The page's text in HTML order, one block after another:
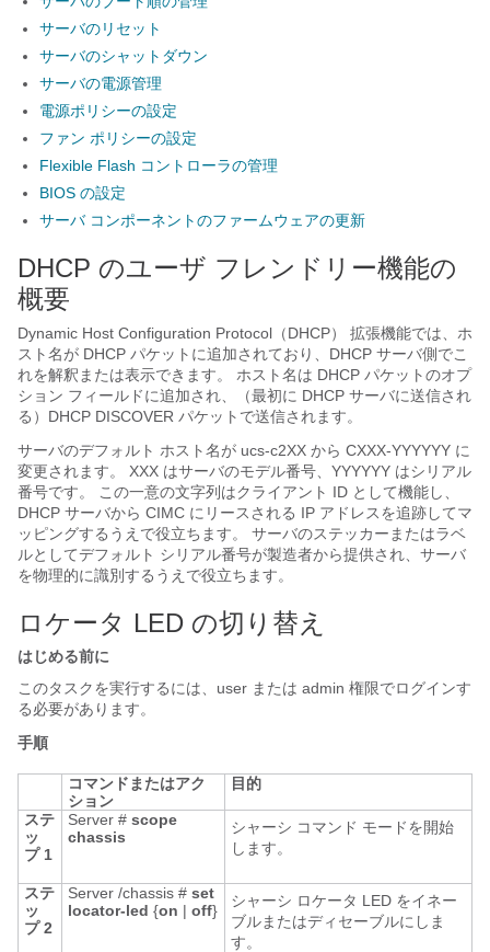
サーバのリセット
サーバのシャットダウン
サーバの電源管理
電源ポリシーの設定
ファン ポリシーの設定
Flexible Flash コントローラの管理
BIOS の設定
サーバ コンポーネントのファームウェアの更新
DHCP のユーザ フレンドリー機能の
概要
Dynamic Host Configuration Protocol（DHCP） 拡張機能では、ホ
スト名が DHCP パケットに追加されており、DHCP サーバ側でこ
れを解釈または表示できます。 ホスト名は DHCP パケットのオプ
ション フィールドに追加され、（最初に DHCP サーバに送信され
る）DHCP DISCOVER パケットで送信されます。
サーバのデフォルト ホスト名が ucs-c2XX から CXXX-YYYYYY に
変更されます。 XXX はサーバのモデル番号、YYYYYY はシリアル
番号です。 この一意の文字列はクライアント ID として機能し、
DHCP サーバから CIMC にリースされる IP アドレスを追跡してマ
ッピングするうえで役立ちます。 サーバのステッカーまたはラベ
ルとしてデフォルト シリアル番号が製造者から提供され、サーバ
を物理的に識別するうえで役立ちます。
ロケータ LED の切り替え
はじめる前に
このタスクを実行するには、user または admin 権限でログインす
る必要があります。
手順
コマンドまたはアク
ション
目的
ステ
ッ
プ 1
Server # scope
chassis
シャーシ コマンド モードを開始
します。
ステ
ッ
プ 2
Server /chassis # set
locator-led {on | off}
シャーシ ロケータ LED をイネー
ブルまたはディセーブルにしま
す。